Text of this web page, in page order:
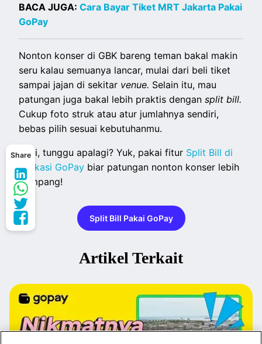
Share
BACA JUGA:Cara Bayar Tiket MRT Jakarta Pakai
GoPay
Nonton konser di GBK bareng teman bakal makin
seru kalau semuanya lancar, mulai dari beli tiket
sampai jajan di sekitar venue. Selain itu, mau
patungan juga bakal lebih praktis dengansplit bill.
Cukup foto struk atau atur jumlahnya sendiri,
bebas pilih sesuai kebutuhanmu.
Jadi, tunggu apalagi? Yuk, pakai fitur Split Bill di
aplikasi GoPay biar patungan nonton konser lebih
gampang!
Split Bill Pakai GoPay
Artikel Terkait